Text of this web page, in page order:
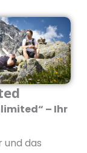
– Ihr
und das